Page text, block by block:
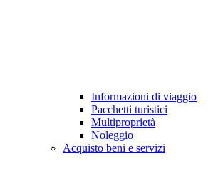
Informazioni di viaggio
Pacchetti turistici
Multiproprietà
Noleggio
Acquisto beni e servizi